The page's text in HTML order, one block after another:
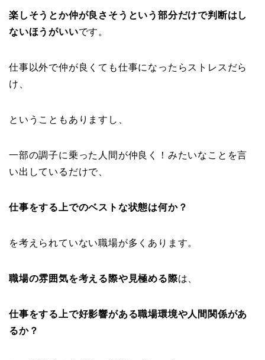
楽しそうとか仲が良さそうという部分だけで判断はし
ないほうがいいです。
仕事以外で仲が良くても仕事になったらストレスだら
け、
ということもありますし、
一部の調子に乗った人間が仲良く！みたいなことを言
い出しているだけで、
仕事をする上でのベストな状態は何か？
を考えられていない職場が多くあります。
職場の雰囲気を考える際や見極める際は、
仕事をする上で好影響がある職場環境や人間関係があ
るか？